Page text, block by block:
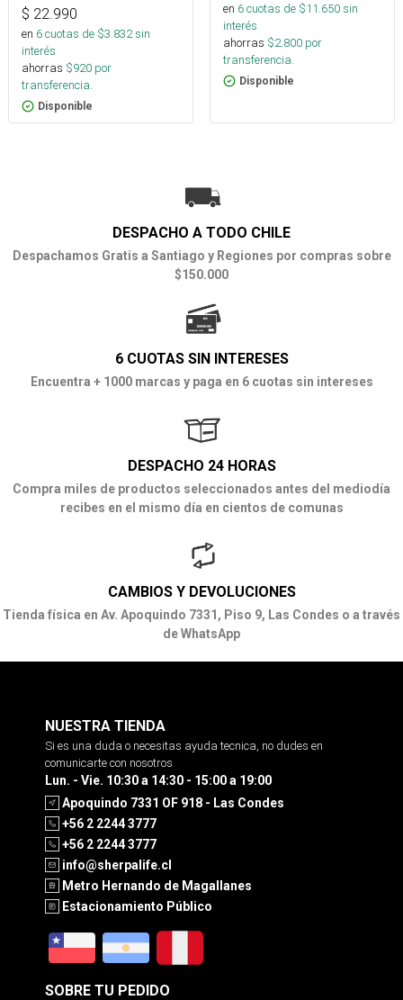
$ 22.990
en 6cuotas de $3.832sin
interés
ahorras $920 por
transferencia.
Disponible
en 6cuotas de $11.650sin
interés
ahorras $2.800 por
transferencia.
Disponible
DESPACHO A TODO CHILE
Despachamos Gratis a Santiago y Regiones por compras sobre
$150.000
6 CUOTAS SIN INTERESES
Encuentra + 1000 marcas y paga en 6 cuotas sin intereses
DESPACHO 24 HORAS
Compra miles de productos seleccionados antes del mediodía
recibes en el mismo día en cientos de comunas
CAMBIOS Y DEVOLUCIONES
Tienda física en Av. Apoquindo 7331, Piso 9, Las Condes o a través
de WhatsApp
NUESTRA TIENDA
Si es una duda o necesitas ayuda tecnica, no dudes en
comunicarte con nosotros
Lun. - Vie. 10:30 a 14:30 - 15:00 a 19:00
Apoquindo 7331 OF 918 - Las Condes
+56 2 2244 3777
+56 2 2244 3777
info@sherpalife.cl
Metro Hernando de Magallanes
Estacionamiento Público
SOBRE TU PEDIDO